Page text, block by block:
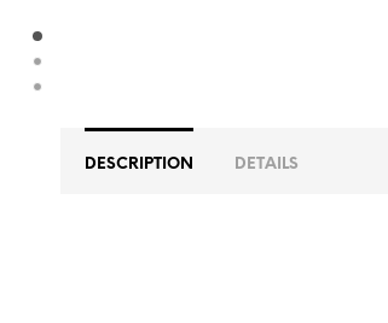
DESCRIPTION DETAILS